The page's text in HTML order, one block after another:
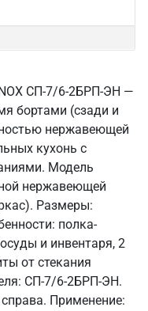
СП-7/6-2БРП-ЭН —
бортами (сзади и
нержавеющей
кухонь с
Модель
нержавеющей
Размеры:
полка-
и инвентаря, 2
от стекания
СП-7/6-2БРП-ЭН.
Применение: